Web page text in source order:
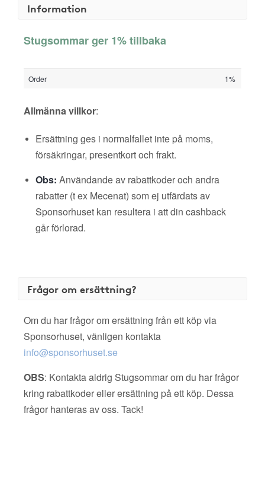
Information
Stugsommar ger 1% tillbaka
Order 1%
Allmänna villkor:
Ersättning ges i normalfallet inte på moms,
försäkringar, presentkort och frakt.
Obs: Användande av rabattkoder och andra
rabatter (t ex Mecenat) som ej utfärdats av
Sponsorhuset kan resultera i att din cashback
går förlorad.
Frågor om ersättning?
Om du har frågor om ersättning från ett köp via
Sponsorhuset, vänligen kontakta
info@sponsorhuset.se
OBS: Kontakta aldrig Stugsommar om du har frågor
kring rabattkoder eller ersättning på ett köp. Dessa
frågor hanteras av oss. Tack!